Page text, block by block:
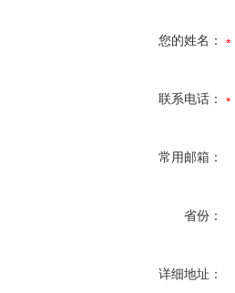
您的姓名：
联系电话：
常用邮箱：
省份：
详细地址：